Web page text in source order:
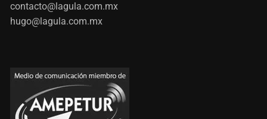
contacto@lagula.com.mx
hugo@lagula.com.mx